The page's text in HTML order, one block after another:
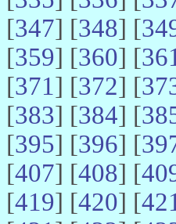
[347] [348] [
[359] [360] [
[371] [372] [
[383] [384] [
[395] [396] [
[407] [408] [
[419] [420] [